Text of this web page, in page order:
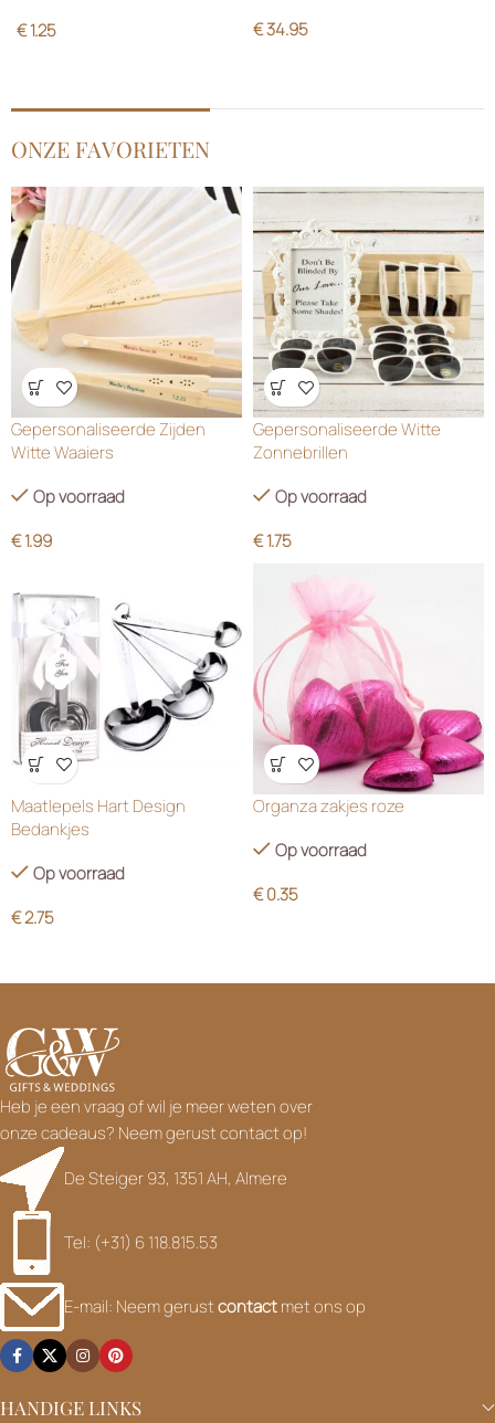
€1.25
€34.95
ONZE FAVORIETEN
Wensenlijst
Gepersonaliseerde Zijden
Witte Waaiers
Op voorraad
€1.99
Wensenlijst
Gepersonaliseerde Witte
Zonnebrillen
Op voorraad
€1.75
Wensenlijst
Maatlepels Hart Design
Bedankjes
Op voorraad
€2.75
Wensenlijst
Organza zakjes roze
Op voorraad
€0.35
Heb je een vraag of wil je meer weten over
onze cadeaus? Neem gerust contact op!
De Steiger 93, 1351 AH, Almere
Tel: (+31) 6 118.815.53
E-mail: Neem gerustcontactmet ons op
HANDIGE LINKS